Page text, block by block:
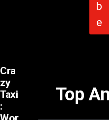
Cra
zy
Taxi
:
Top